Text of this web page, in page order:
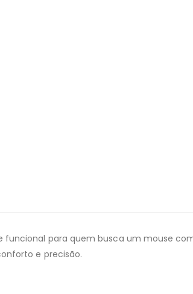
e funcional para quem busca um mouse
e precisão.